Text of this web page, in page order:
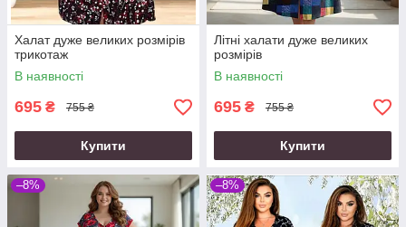
Халат дуже великих розмірів
трикотаж
В наявності
695 ₴ 755 ₴
Купити
Літні халати дуже великих
розмірів
В наявності
695 ₴ 755 ₴
Купити
–8% –8%